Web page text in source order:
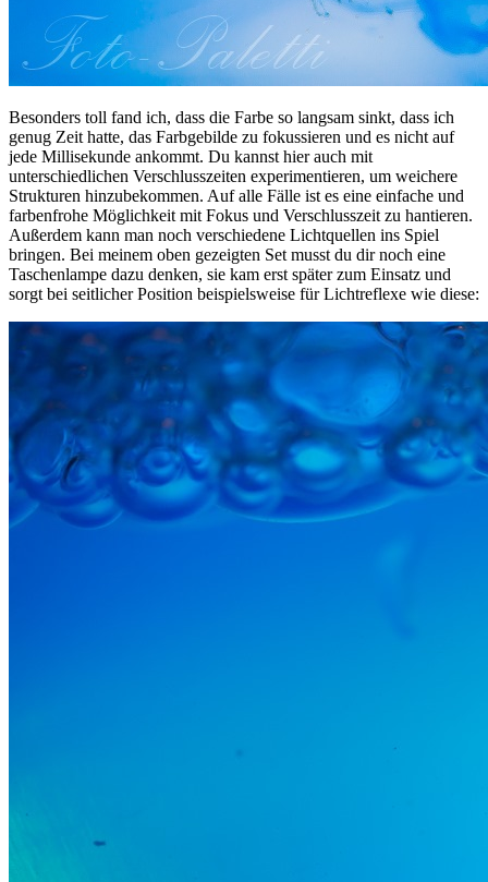
Besonders toll fand ich, dass die Farbe so langsam sinkt, dass ich
genug Zeit hatte, das Farbgebilde zu fokussieren und es nicht auf
jede Millisekunde ankommt. Du kannst hier auch mit
unterschiedlichen Verschlusszeiten experimentieren, um weichere
Strukturen hinzubekommen. Auf alle Fälle ist es eine einfache und
farbenfrohe Möglichkeit mit Fokus und Verschlusszeit zu hantieren.
Außerdem kann man noch verschiedene Lichtquellen ins Spiel
bringen. Bei meinem oben gezeigten Set musst du dir noch eine
Taschenlampe dazu denken, sie kam erst später zum Einsatz und
sorgt bei seitlicher Position beispielsweise für Lichtreflexe wie diese: